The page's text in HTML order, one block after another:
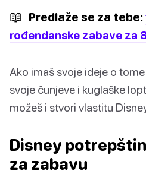
📖 Predlaže se za tebe:
rođendanske zabave za
Ako imaš svoje ideje o
svoje čunjeve i kuglaške
možeš i stvori vlastitu
Disney
za zabavu